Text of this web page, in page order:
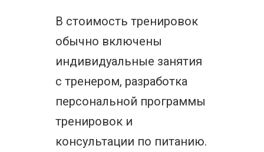
В стоимость тренировок
обычно включены
индивидуальные занятия
с тренером, разработка
персональной программы
тренировок и
консультации по питанию.